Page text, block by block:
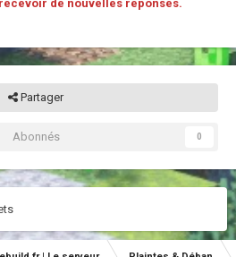
de nouvelles réponses.
Partager
Abonnés 0